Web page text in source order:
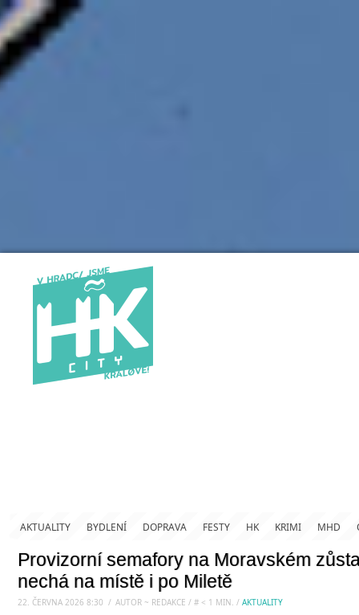
AKTUALITY BYDLENÍ DOPRAVA FESTY HK KRIMI MHD
Provizorní semafory na Moravském
nechá na místě i po Miletě
22. ČERVNA 2026 8:30 / AUTOR ~ REDAKCE / # < 1 MIN. / AKTUALITY